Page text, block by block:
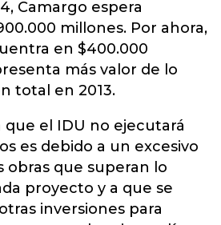
Camargo espera
millones. Por ahora,
en $400.000
más valor de lo
total en 2013.
que el IDU no ejecutará
es debido a un excesivo
obras que superan lo
proyecto y a que se
inversiones para